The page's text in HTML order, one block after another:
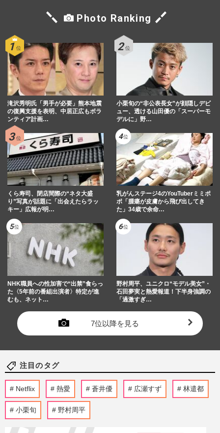
Photo Ranking
滝沢秀明氏「男手が必要」熊本地震
の復興支援を表明、中居正広もボラ
ンティア計画…
小栗旬の“非公表長女”が顔隠しデビ
ュー、透ける山田優の「スーパーモ
デルに」野…
くら寿司、閉店間際の“ネタ大盛
り”写真が話題に「出会えたらラッ
キー」広報が明…
乳がんステージ4のYouTuberミミポ
ポ「腫瘍が皮膚から飛び出してき
た」34歳で余命…
NHK職員への性加害で“出禁”食らっ
た〈5年前の番組出演者〉特定が進
むも、ネット…
野村周平、ユニクロ“モデル美女”・
石田夢実と熱愛報道！下半身強調の
「過激すぎ…
7位以降を見る
注目のタグ
Netflix 熱愛 蒼井優 広瀬すず 林遣都
小栗旬 野村周平